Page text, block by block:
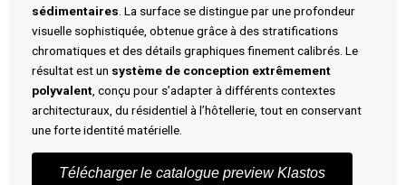
sédimentaires . La surface se distingue par une profondeur
visuelle sophistiquée, obtenue grâce à des stratifications
chromatiques et des détails graphiques finement calibrés. Le
résultat est un système de conception extrêmement
polyvalent , conçu pour s’adapter à différents contextes
architecturaux, du résidentiel à l’hôtellerie, tout en conservant
une forte identité matérielle.
Télécharger le catalogue preview Klastos